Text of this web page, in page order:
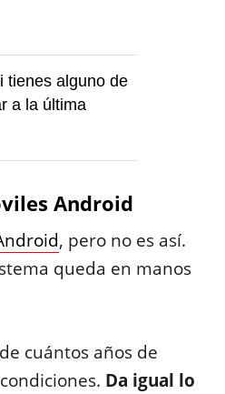
tienes alguno de
a la última
Android
, pero no es así.
queda en manos
cuántos años de
Da igual lo